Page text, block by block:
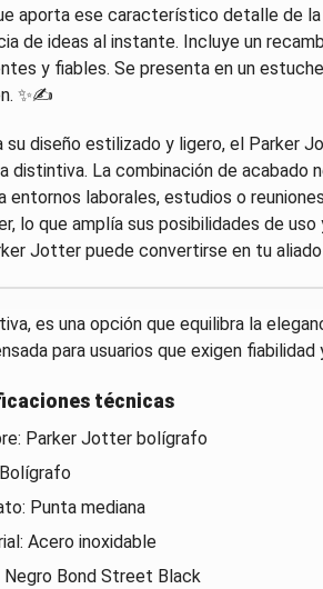
aporta ese característico detalle de
de ideas al instante. Incluye un
y fiables. Se presenta en un
✨✍️
su diseño estilizado y ligero, el Parker
distintiva. La combinación de acabado
entornos laborales, estudios o
lo que amplía sus posibilidades de
Jotter puede convertirse en tu
es una opción que equilibra la
para usuarios que exigen
técnicas
Parker Jotter bolígrafo
Punta mediana
Acero inoxidable
Negro Bond Street Black